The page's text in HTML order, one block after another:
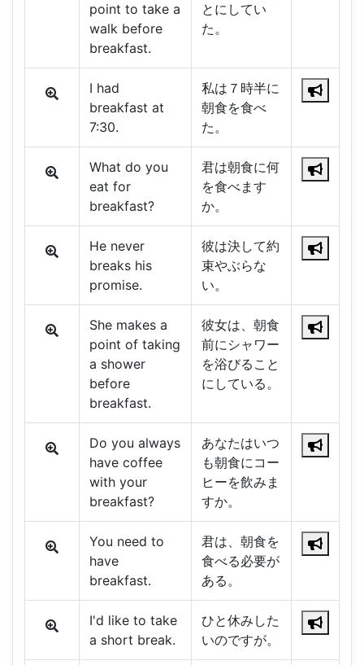
point to take a
walk before
breakfast.
とにしてい
た。
I had
breakfast at
7:30.
私は７時半に
朝食を食べ
た。
What do you
eat for
breakfast?
君は朝食に何
を食べます
か。
He never
breaks his
promise.
彼は決して約
束やぶらな
い。
She makes a
point of taking
a shower
before
breakfast.
彼女は、朝食
前にシャワー
を浴びること
にしている。
Do you always
have coffee
with your
breakfast?
あなたはいつ
も朝食にコー
ヒーを飲みま
すか。
You need to
have
breakfast.
君は、朝食を
食べる必要が
ある。
I'd like to take
a short break.
ひと休みした
いのですが。